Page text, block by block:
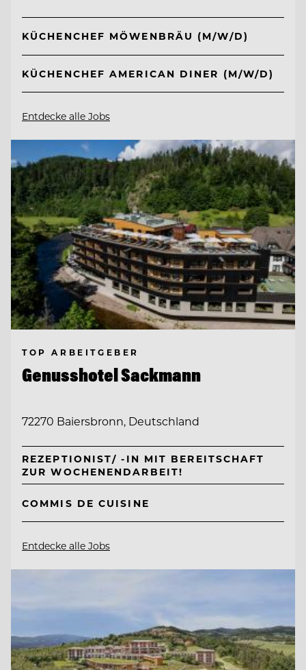
KÜCHENCHEF MÖWENBRÄU (M/W/D)
KÜCHENCHEF AMERICAN DINER (M/W/D)
Entdecke alle Jobs
TOP ARBEITGEBER
Genusshotel Sackmann
72270 Baiersbronn, Deutschland
REZEPTIONIST/ -IN MIT BEREITSCHAFT
ZUR WOCHENENDARBEIT!
COMMIS DE CUISINE
Entdecke alle Jobs